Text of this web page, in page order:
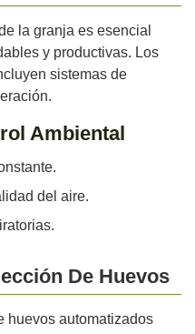
la granja es esencial
y productivas. Los
sistemas de
Ambiental
del aire.
De Huevos
huevos automatizados